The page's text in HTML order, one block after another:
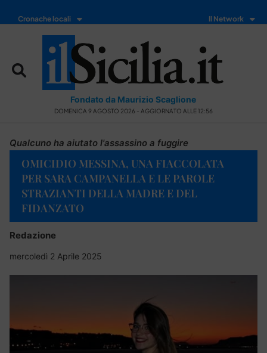
Cronache locali Il Network
Fondato da Maurizio Scaglione
DOMENICA 9 AGOSTO 2026 - AGGIORNATO ALLE 12:56
Qualcuno ha aiutato l'assassino a fuggire
OMICIDIO MESSINA, UNA FIACCOLATA
PER SARA CAMPANELLA E LE PAROLE
STRAZIANTI DELLA MADRE E DEL
FIDANZATO
Redazione
mercoledì 2 Aprile 2025